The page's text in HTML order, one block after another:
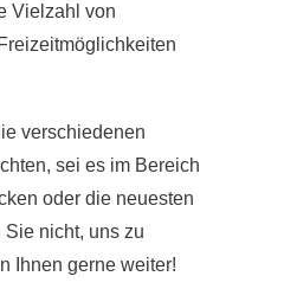
Vielzahl von
verschiedenen
sei es im Bereich
oder die neuesten
nicht, uns zu
Ihnen gerne weiter!